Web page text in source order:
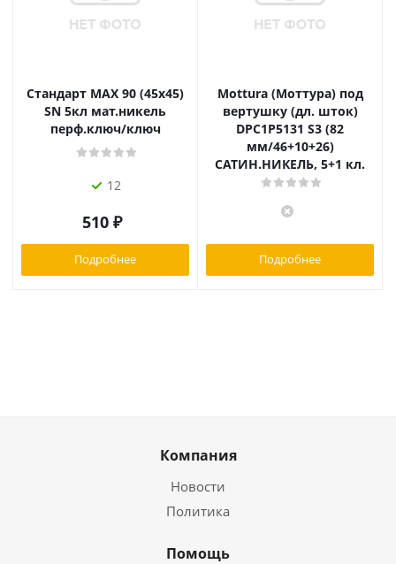
Стандарт MAX 90 (45х45)
SN 5кл мат.никель
перф.ключ/ключ
12
510 ₽
Подробнее
Mottura (Моттура) под
вертушку (дл. шток)
DPC1P5131 S3 (82
мм/46+10+26)
САТИН.НИКЕЛЬ, 5+1 кл.
Подробнее
Компания
Новости
Политика
Помощь